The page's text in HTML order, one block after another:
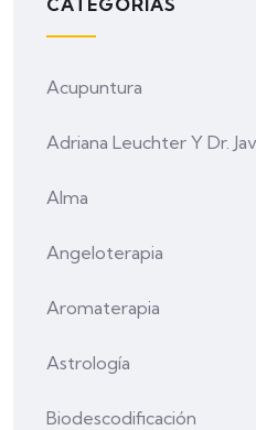
CATEGORÍAS
Acupuntura
Adriana Leuchter Y Dr.
Alma
Angeloterapia
Aromaterapia
Astrología
Biodescodificación